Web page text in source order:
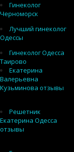
Гинеколог
Черноморск
Лучший гинеколог
Одессы
Гинеколог Одесса
Таирово
Екатерина
Валерьевна
Кузьминова отзывы
Решетник
Екатерина Одесса
отзывы